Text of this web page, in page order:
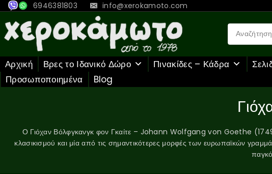
6946381803 info@xerokamoto.com
Αρχική Βρες το Ιδανικό Δώρο Πινακίδες – Κάδρα
Προσωποποιημένα
Blog
Ο Γιόχαν Βόλφγκανγκ φον Γκαίτε – Johann Wolfgang von Goethe
κλασικισμού και μία από τις σημαντικότερες μορφές των ευρωπαϊκών